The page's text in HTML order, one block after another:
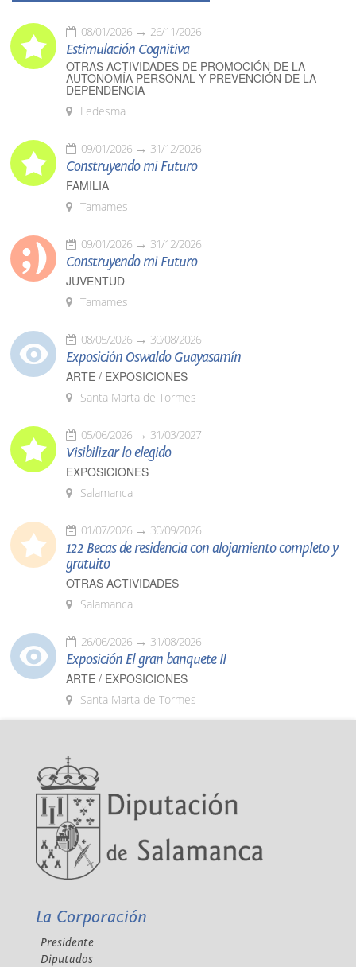
08/01/2026 26/11/2026
Estimulación Cognitiva
OTRAS ACTIVIDADES DE PROMOCIÓN DE LA
AUTONOMÍA PERSONAL Y PREVENCIÓN DE LA
DEPENDENCIA
Ledesma
09/01/2026 31/12/2026
Construyendo mi Futuro
FAMILIA
Tamames
09/01/2026 31/12/2026
Construyendo mi Futuro
JUVENTUD
Tamames
08/05/2026 30/08/2026
Exposición Oswaldo Guayasamín
ARTE / EXPOSICIONES
Santa Marta de Tormes
05/06/2026 31/03/2027
Visibilizar lo elegido
EXPOSICIONES
Salamanca
01/07/2026 30/09/2026
122 Becas de residencia con alojamiento completo y
gratuito
OTRAS ACTIVIDADES
Salamanca
26/06/2026 31/08/2026
Exposición El gran banquete II
ARTE / EXPOSICIONES
Santa Marta de Tormes
La Corporación
Presidente
Diputados